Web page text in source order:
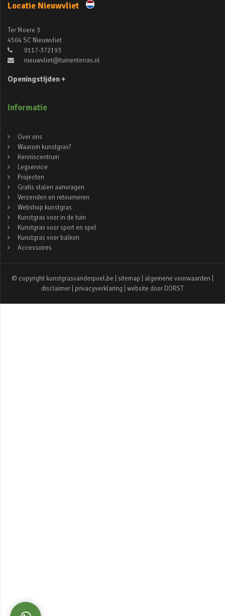
Locatie Nieuwvliet
Ter Moere 3
4504 SC Nieuwvliet
0117-372193
nieuwvliet@tuinenterras.nl
Openingstijden +
Informatie
Over ons
Waarom kunstgras?
Kenniscentrum
Legservice
Projecten
Gratis stalen aanvragen
Verzenden en retourneren
Webshop kunstgras
Kunstgras voor in de tuin
Kunstgras voor sport en spel
Kunstgras voor balkon
Accessoires
© copyright kunstgrasvanderpoel.be | sitemap algemene voorwaarden
disclaimer
privacyverklaring | website door DORST